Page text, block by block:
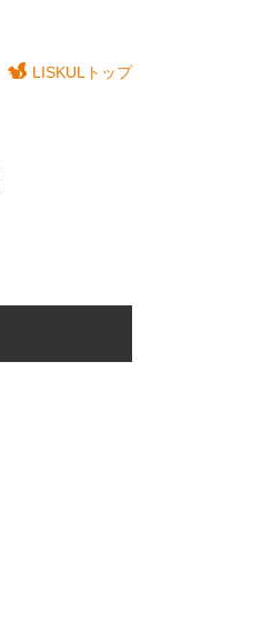
LISKULトップ